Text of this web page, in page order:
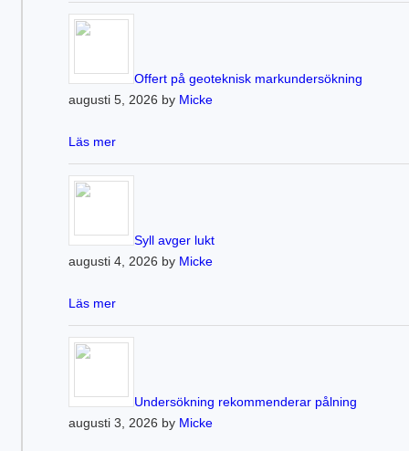
Offert på geoteknisk markundersökning
augusti 5, 2026 by Micke
Läs mer
Syll avger lukt
augusti 4, 2026 by Micke
Läs mer
Undersökning rekommenderar pålning
augusti 3, 2026 by Micke